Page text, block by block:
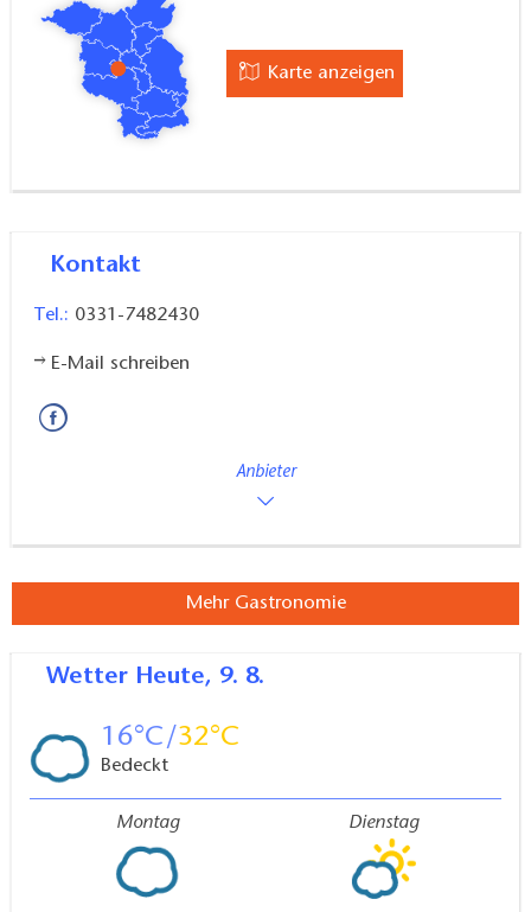
Karte anzeigen
Kontakt
Tel.: 0331-7482430
E-Mail schreiben
Anbieter
Mehr Gastronomie
Wetter Heute, 9. 8.
16 32
Bedeckt
Montag Dienstag